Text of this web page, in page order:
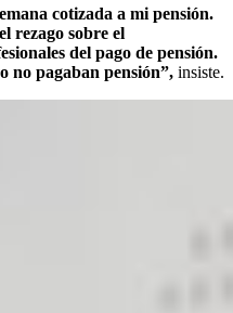
cotizada a mi pensión.
rezago sobre el
del pago de pensión.
no pagaban pensión”, insiste.